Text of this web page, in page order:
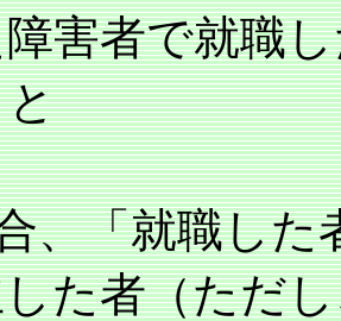
害者で就職
、「就職した
た者（ただ